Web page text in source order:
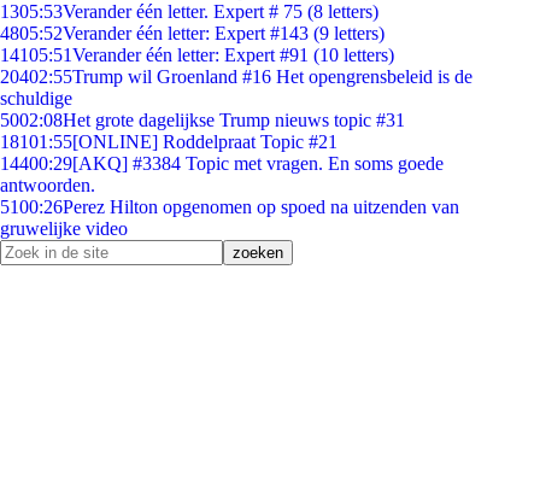
1305:53Verander één letter. Expert # 75 (8 letters)
4805:52Verander één letter: Expert #143 (9 letters)
14105:51Verander één letter: Expert #91 (10 letters)
20402:55Trump wil Groenland #16 Het opengrensbeleid is de
schuldige
5002:08Het grote dagelijkse Trump nieuws topic #31
18101:55[ONLINE] Roddelpraat Topic #21
14400:29[AKQ] #3384 Topic met vragen. En soms goede
antwoorden.
5100:26Perez Hilton opgenomen op spoed na uitzenden van
gruwelijke video